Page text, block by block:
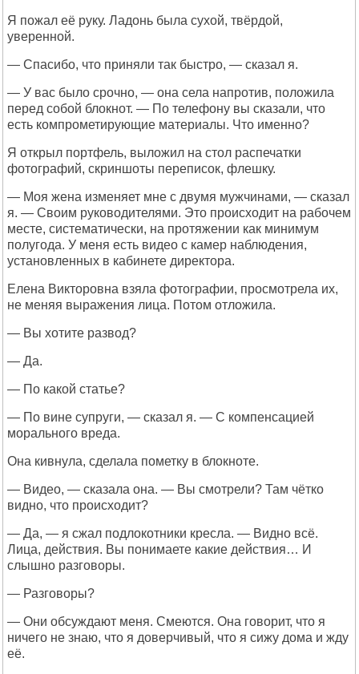
Я пожал её руку. Ладонь была сухой, твёрдой,
уверенной.
— Спасибо, что приняли так быстро, — сказал я.
— У вас было срочно, — она села напротив, положила
перед собой блокнот. — По телефону вы сказали, что
есть компрометирующие материалы. Что именно?
Я открыл портфель, выложил на стол распечатки
фотографий, скриншоты переписок, флешку.
— Моя жена изменяет мне с двумя мужчинами, — сказал
я. — Своим руководителями. Это происходит на рабочем
месте, систематически, на протяжении как минимум
полугода. У меня есть видео с камер наблюдения,
установленных в кабинете директора.
Елена Викторовна взяла фотографии, просмотрела их,
не меняя выражения лица. Потом отложила.
— Вы хотите развод?
— Да.
— По какой статье?
— По вине супруги, — сказал я. — С компенсацией
морального вреда.
Она кивнула, сделала пометку в блокноте.
— Видео, — сказала она. — Вы смотрели? Там чётко
видно, что происходит?
— Да, — я сжал подлокотники кресла. — Видно всё.
Лица, действия. Вы понимаете какие действия… И
слышно разговоры.
— Разговоры?
— Они обсуждают меня. Смеются. Она говорит, что я
ничего не знаю, что я доверчивый, что я сижу дома и жду
её.